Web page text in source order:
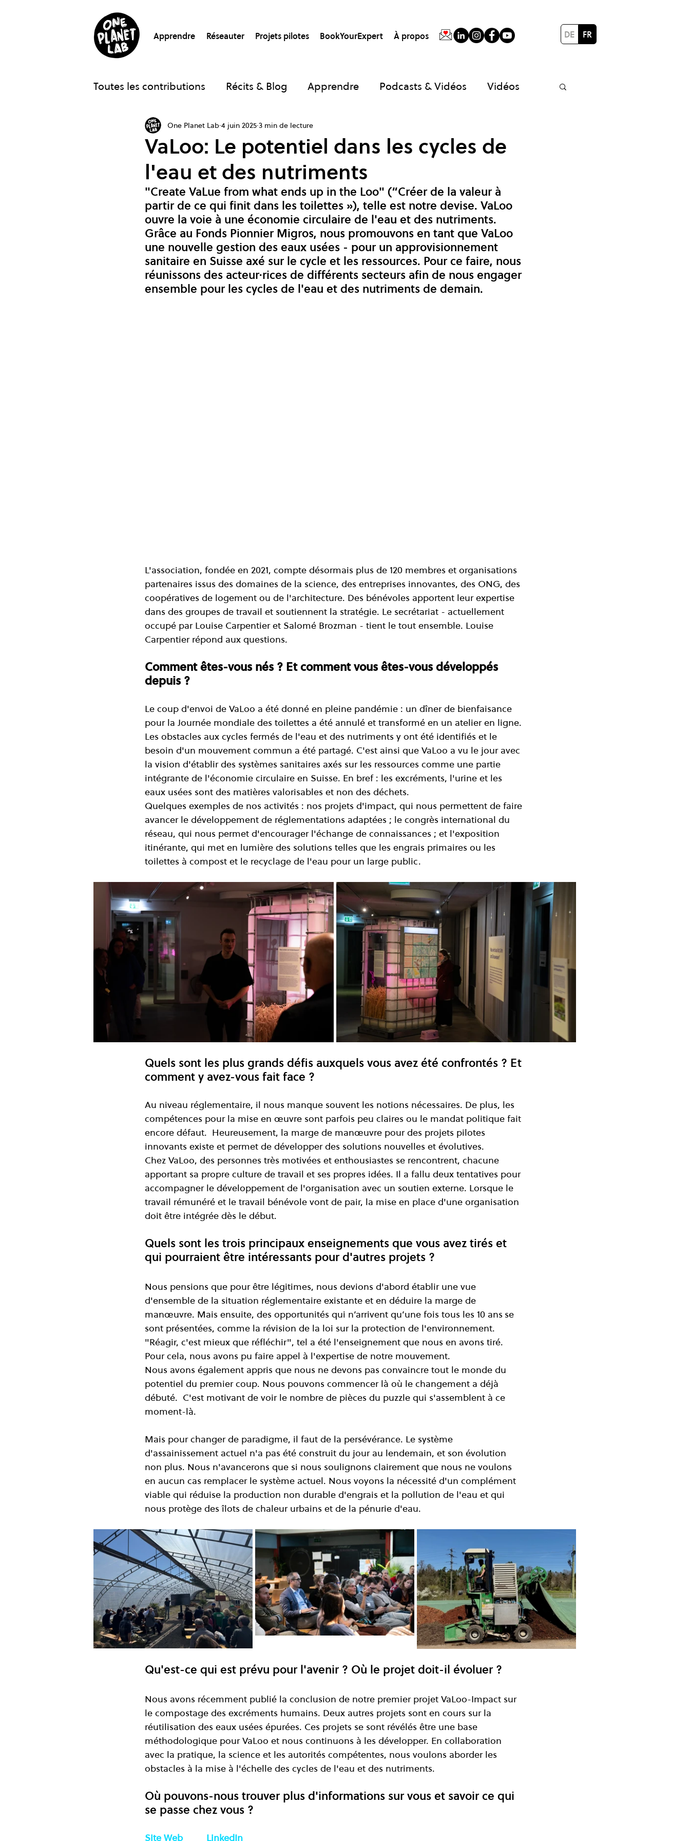
Apprendre Réseauter Projets pilotes BookYourExpert À propos DE FR
Toutes les contributions Récits & Blog Apprendre Podcasts & Vidéos Vidéos
Podcasts Blog Rethink Guides Projets du One Planet Lab
Archives
VaLoo: Le potentiel dans les cycles de
l'eau et des nutriments
One Planet Lab 4 juin 2025 3 min de lecture
"Create VaLue from what ends up in the Loo" (“Créer de la valeur à
partir de ce qui finit dans les toilettes »), telle est notre devise. VaLoo
ouvre la voie à une économie circulaire de l'eau et des nutriments.
Grâce au Fonds Pionnier Migros, nous promouvons en tant que VaLoo
une nouvelle gestion des eaux usées - pour un approvisionnement
sanitaire en Suisse axé sur le cycle et les ressources. Pour ce faire, nous
réunissons des acteur·rices de différents secteurs afin de nous engager
ensemble pour les cycles de l'eau et des nutriments de demain.
L'association, fondée en 2021, compte désormais plus de 120 membres et organisations
partenaires issus des domaines de la science, des entreprises innovantes, des ONG, des
coopératives de logement ou de l'architecture. Des bénévoles apportent leur expertise
dans des groupes de travail et soutiennent la stratégie. Le secrétariat - actuellement
occupé par Louise Carpentier et Salomé Brozman - tient le tout ensemble. Louise
Carpentier répond aux questions.
Comment êtes-vous nés ? Et comment vous êtes-vous développés
depuis ?
Le coup d'envoi de VaLoo a été donné en pleine pandémie : un dîner de bienfaisance
pour la Journée mondiale des toilettes a été annulé et transformé en un atelier en ligne.
Les obstacles aux cycles fermés de l'eau et des nutriments y ont été identifiés et le
besoin d'un mouvement commun a été partagé. C'est ainsi que VaLoo a vu le jour avec
la vision d'établir des systèmes sanitaires axés sur les ressources comme une partie
intégrante de l'économie circulaire en Suisse. En bref : les excréments, l'urine et les
eaux usées sont des matières valorisables et non des déchets.
Quelques exemples de nos activités : nos projets d'impact, qui nous permettent de faire
avancer le développement de réglementations adaptées ; le congrès international du
réseau, qui nous permet d'encourager l'échange de connaissances ; et l'exposition
itinérante, qui met en lumière des solutions telles que les engrais primaires ou les
toilettes à compost et le recyclage de l'eau pour un large public.
Quels sont les plus grands défis auxquels vous avez été confrontés ? Et
comment y avez-vous fait face ?
Au niveau réglementaire, il nous manque souvent les notions nécessaires. De plus, les
compétences pour la mise en œuvre sont parfois peu claires ou le mandat politique fait
encore défaut.  Heureusement, la marge de manœuvre pour des projets pilotes
innovants existe et permet de développer des solutions nouvelles et évolutives.
Chez VaLoo, des personnes très motivées et enthousiastes se rencontrent, chacune
apportant sa propre culture de travail et ses propres idées. Il a fallu deux tentatives pour
accompagner le développement de l'organisation avec un soutien externe. Lorsque le
travail rémunéré et le travail bénévole vont de pair, la mise en place d'une organisation
doit être intégrée dès le début.
Quels sont les trois principaux enseignements que vous avez tirés et
qui pourraient être intéressants pour d'autres projets ?
Nous pensions que pour être légitimes, nous devions d'abord établir une vue
d'ensemble de la situation réglementaire existante et en déduire la marge de
manœuvre. Mais ensuite, des opportunités qui n’arrivent qu’une fois tous les 10 ans se
sont présentées, comme la révision de la loi sur la protection de l'environnement.
"Réagir, c'est mieux que réfléchir", tel a été l'enseignement que nous en avons tiré.
Pour cela, nous avons pu faire appel à l'expertise de notre mouvement.
Nous avons également appris que nous ne devons pas convaincre tout le monde du
potentiel du premier coup. Nous pouvons commencer là où le changement a déjà
débuté.  C'est motivant de voir le nombre de pièces du puzzle qui s'assemblent à ce
moment-là.
Mais pour changer de paradigme, il faut de la persévérance. Le système
d'assainissement actuel n'a pas été construit du jour au lendemain, et son évolution
non plus. Nous n'avancerons que si nous soulignons clairement que nous ne voulons
en aucun cas remplacer le système actuel. Nous voyons la nécessité d'un complément
viable qui réduise la production non durable d'engrais et la pollution de l'eau et qui
nous protège des îlots de chaleur urbains et de la pénurie d'eau.
Qu'est-ce qui est prévu pour l'avenir ? Où le projet doit-il évoluer ?
Nous avons récemment publié la conclusion de notre premier projet VaLoo-Impact sur
le compostage des excréments humains. Deux autres projets sont en cours sur la
réutilisation des eaux usées épurées. Ces projets se sont révélés être une base
méthodologique pour VaLoo et nous continuons à les développer. En collaboration
avec la pratique, la science et les autorités compétentes, nous voulons aborder les
obstacles à la mise à l'échelle des cycles de l'eau et des nutriments.
Où pouvons-nous trouver plus d'informations sur vous et savoir ce qui
se passe chez vous ?
Site Web